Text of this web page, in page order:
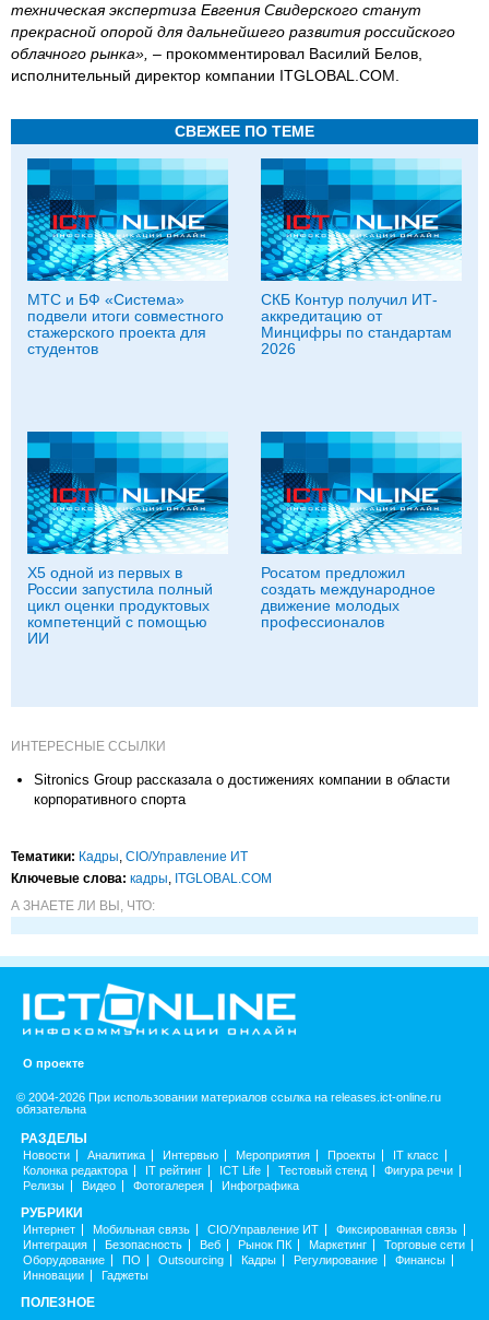
техническая экспертиза Евгения Свидерского станут
прекрасной опорой для дальнейшего развития российского
облачного рынка», – прокомментировал Василий Белов,
исполнительный директор компании ITGLOBAL.COM.
СВЕЖЕЕ ПО ТЕМЕ
МТС и БФ «Система»
подвели итоги совместного
стажерского проекта для
студентов
СКБ Контур получил ИТ-
аккредитацию от
Минцифры по стандартам
2026
X5 одной из первых в
России запустила полный
цикл оценки продуктовых
компетенций с помощью
ИИ
Росатом предложил
создать международное
движение молодых
профессионалов
ИНТЕРЕСНЫЕ ССЫЛКИ
Sitronics Group рассказала о достижениях компании в области
корпоративного спорта
Тематики: Кадры, CIO/Управление ИТ
Ключевые слова: кадры, ITGLOBAL.COM
А ЗНАЕТЕ ЛИ ВЫ, ЧТО:
О проекте
© 2004-2026 При использовании материалов ссылка на releases.ict-online.ru
обязательна
РАЗДЕЛЫ
Новости Аналитика Интервью Мероприятия Проекты
IT класс
Колонка редактора
IT рейтинг ICT Life Тестовый стенд
Фигура речи
Релизы
Видео Фотогалерея Инфографика
РУБРИКИ
Интернет Мобильная связь CIO/Управление ИТ
Фиксированная связь
Интеграция
Безопасность Веб Рынок ПК Маркетинг
Торговые сети
Оборудование
ПО Outsourcing Кадры Регулирование
Финансы
Инновации
Гаджеты
ПОЛЕЗНОЕ